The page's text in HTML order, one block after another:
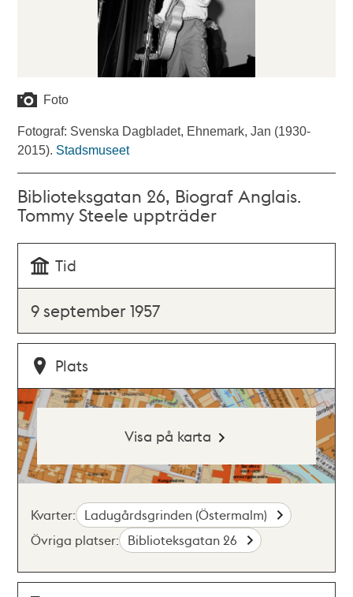
Foto
Fotograf: Svenska Dagbladet, Ehnemark, Jan (1930-
2015). Stadsmuseet
Biblioteksgatan 26, Biograf Anglais.
Tommy Steele uppträder
Tid
9 september 1957
Plats
Visa på karta
Kvarter: Ladugårdsgrinden (Östermalm)
Övriga platser: Biblioteksgatan 26